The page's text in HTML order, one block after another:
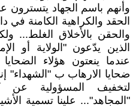
وأنهم باسم الجهاد
الحقد والكراهية الكامنة في
والحقن بالأخلاق الغلط...
الذين يدّعون "الولاية أو
عندما ينعتون هؤلاء
ضحايا الارهاب ب "الشهداء"
لتخفيف المسؤولية عن
"المجاهد"... علينا تسمية